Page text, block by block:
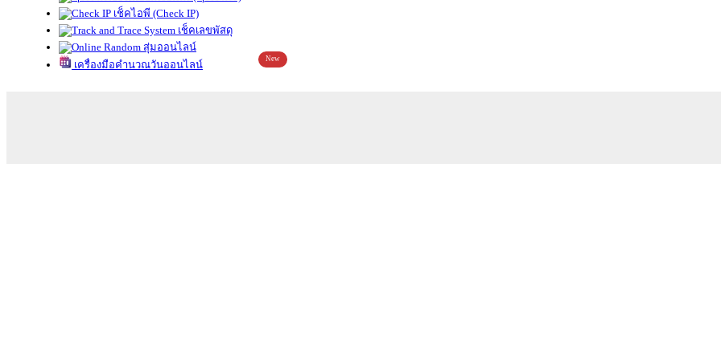
เช็คไอพี (Check IP)
เช็คเลขพัสดุ
สุ่มออนไลน์
เครื่องมือคำนวณวันออนไลน์
New